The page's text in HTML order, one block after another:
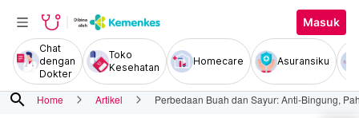
Masuk
Chat
dengan
Dokter
Toko
Kesehatan
Homecare Asuransiku
search Home Artikel Perbedaan Buah dan Sayur: Anti-Bingung,